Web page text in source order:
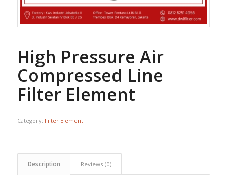
High Pressure Air
Compressed Line
Filter Element
Category: Filter Element
Description Reviews (0)